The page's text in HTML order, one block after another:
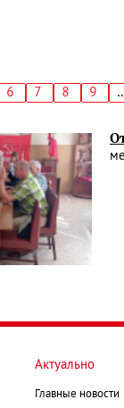
Страница
6 Страница
7 Страница
8 9
Актуально
Главные новости